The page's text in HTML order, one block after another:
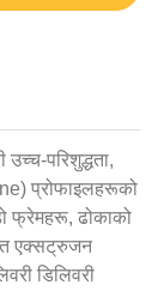
परिशुद्धता,
प्रोफाइलहरूको
फ्रेमहरू, ढोकाको
एक्सट्रुजन
डिलिवरी